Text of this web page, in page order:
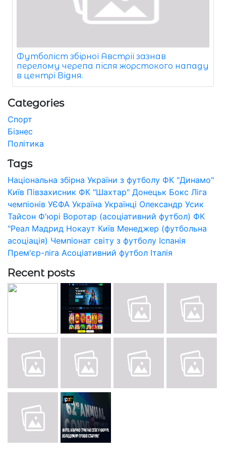
Футболіст збірної Австрії зазнав
перелому черепа після жорстокого нападу
в центрі Відня.
Categories
Спорт
Бізнес
Політика
Tags
Національна збірна України з футболу ФК "Динамо"
Київ Півзахисник ФК "Шахтар" Донецьк Бокс Ліга
чемпіонів УЄФА Україна Українці Олександр Усик
Тайсон Ф'юрі Воротар (асоціативний футбол) ФК
"Реал Мадрид Нокаут Київ Менеджер (футбольна
асоціація) Чемпіонат світу з футболу Іспанія
Прем'єр-ліга Асоціативний футбол Італія
Recent posts